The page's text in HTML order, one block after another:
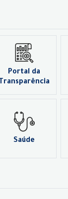
Portal da
Transparência
Saúde